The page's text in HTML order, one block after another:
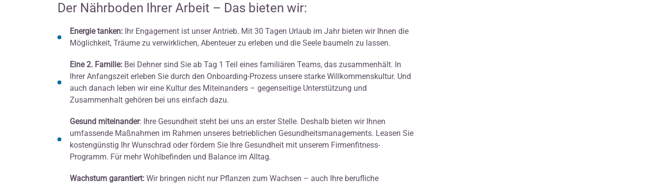
Der Nährboden Ihrer Arbeit – Das bieten wir:
Energie tanken: Ihr Engagement ist unser Antrieb. Mit 30 Tagen Urlaub im Jahr bieten wir Ihnen die
Möglichkeit, Träume zu verwirklichen, Abenteuer zu erleben und die Seele baumeln zu lassen.
Eine 2. Familie: Bei Dehner sind Sie ab Tag 1 Teil eines familiären Teams, das zusammenhält. In
Ihrer Anfangszeit erleben Sie durch den Onboarding-Prozess unsere starke Willkommenskultur. Und
auch danach leben wir eine Kultur des Miteinanders – gegenseitige Unterstützung und
Zusammenhalt gehören bei uns einfach dazu.
Gesund miteinander: Ihre Gesundheit steht bei uns an erster Stelle. Deshalb bieten wir Ihnen
umfassende Maßnahmen im Rahmen unseres betrieblichen Gesundheitsmanagements. Leasen Sie
kostengünstig Ihr Wunschrad oder fördern Sie Ihre Gesundheit mit unserem Firmenfitness-
Programm. Für mehr Wohlbefinden und Balance im Alltag.
Wachstum garantiert: Wir bringen nicht nur Pflanzen zum Wachsen – auch Ihre berufliche